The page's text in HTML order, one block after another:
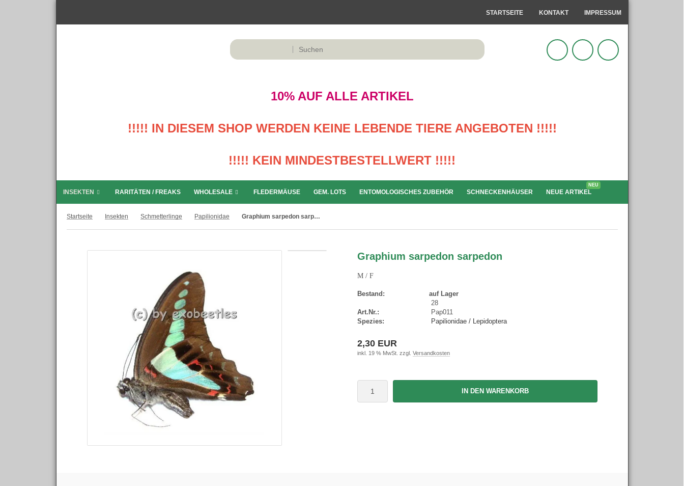
STARTSEITE KONTAKT IMPRESSUM
10% AUF ALLE ARTIKEL
!!!!! IN DIESEM SHOP WERDEN KEINE LEBENDE TIERE ANGEBOTEN !!!!!
!!!!! KEIN MINDESTBESTELLWERT !!!!!
INSEKTEN RARITÄTEN / FREAKS WHOLESALE FLEDERMÄUSE GEM. LOTS ENTOMOLOGISCHES ZUBEHÖR SCHNECKENHÄUSER NEUE ARTIKEL
NEU
Startseite Insekten Schmetterlinge Papilionidae Graphium sarpedon sarpedon
Graphium sarpedon sarpedon
M / F
Bestand:
auf Lager
28
Art.Nr.:
Pap011
Spezies:
Papilionidae / Lepidoptera
2,30 EUR
inkl. 19 % MwSt. zzgl. Versandkosten
IN DEN WARENKORB